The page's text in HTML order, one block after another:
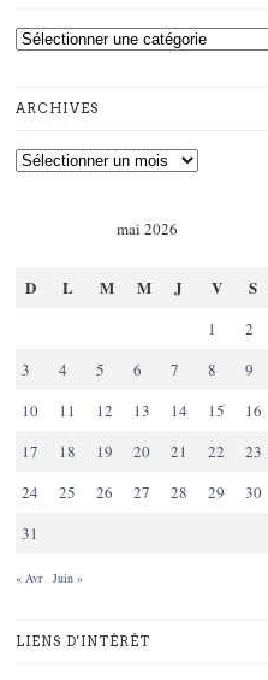
ARCHIVES
mai 2026
D L M M J V S
1
2
3
4 5 6 7 8
9
10
11 12 13 14 15
16
17
18 19 20 21 22
23
24
25 26 27 28 29
30
31
« Avr Juin »
LIENS D'INTÉRÊT